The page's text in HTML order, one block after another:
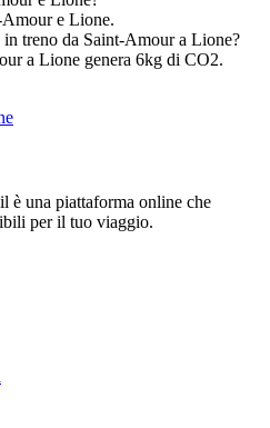
Amour e Lione.
treno da Saint-Amour a Lione?
a Lione genera 6kg di CO2.
è una piattaforma online che
per il tuo viaggio.